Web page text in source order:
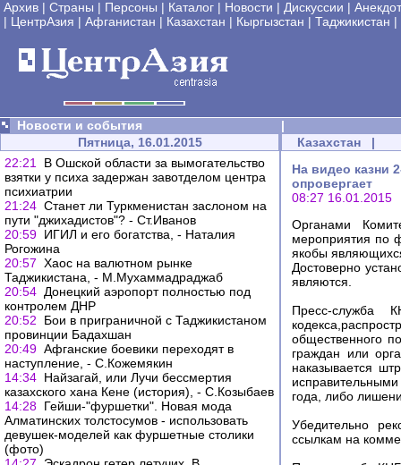
Архив | Страны | Персоны | Каталог | Новости | Дискуссии |
| ЦентрАзия | Афганистан | Казахстан | Кыргызстан | Таджикистан |
Новости и события
|
Пятница, 16.01.2015
22:21
В Ошской области за вымогательство
взятки у психа задержан завотделом центра
психиатрии
21:24 Станет ли Туркменистан заслоном на
пути "джихадистов"? - Ст.Иванов
20:59 ИГИЛ и его богатства, - Наталия
Рогожина
20:57 Хаос на валютном рынке
Таджикистана, - М.Мухаммадраджаб
20:54 Донецкий аэропорт полностью под
контролем ДНР
20:52
Бои в приграничной с Таджикистаном
провинции Бадахшан
20:49 Афганские боевики переходят в
наступление, - С.Кожемякин
14:34 Найзагай, или Лучи бессмертия
казахского хана Кене (история), - С.Козыбаев
14:28 Гейши-"фуршетки". Новая мода
Алматинских толстосумов - использовать
девушек-моделей как фуршетные столики
(фото)
Казахстан |
На видео казни
опровергает
08:27 16.01.2015
Органами
мероприятия по
якобы
Достоверно
являются.
Пресс-служба
общественного
граждан или
наказывается
года, либо
Убедительно
ссылкам на